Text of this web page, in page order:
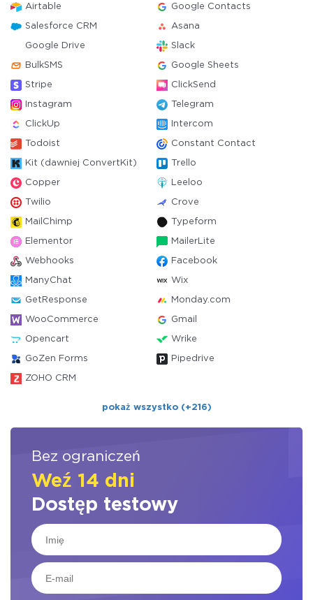
Airtable Google Contacts
Salesforce CRM Asana
Google Drive Slack
BulkSMS Google Sheets
Stripe ClickSend
Instagram Telegram
ClickUp Intercom
Todoist Constant Contact
Kit (dawniej ConvertKit) Trello
Copper Leeloo
Twilio Crove
MailChimp Typeform
Elementor MailerLite
Webhooks Facebook
ManyChat Wix
GetResponse Monday.com
WooCommerce Gmail
Opencart Wrike
GoZen Forms Pipedrive
ZOHO CRM
pokaż wszystko (+216)
Bez ograniczeń
Weź 14 dni
Dostęp testowy